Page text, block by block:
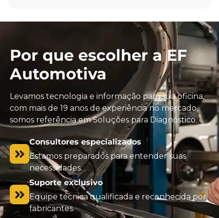
Por que escolher a EF
Automotiva
Levamos tecnologia e informação para sua oficina,
com mais de 19 anos de experiência no mercado,
somos referência em Soluções para Diagnóstico.
Consultores especializados
Estamos preparados para entender suas
necessidades.
Suporte exclusivo
Equipe técnica qualificada e reconhecida por
fabricantes.